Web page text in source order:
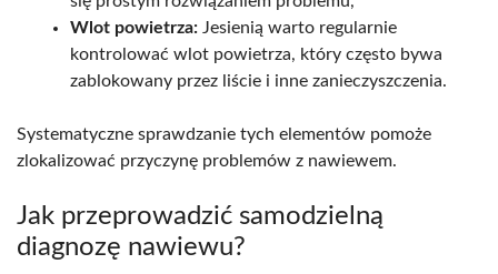
Wlot powietrza: Jesienią warto regularnie
kontrolować wlot powietrza, który często bywa
zablokowany przez liście i inne zanieczyszczenia.
Systematyczne sprawdzanie tych elementów pomoże
zlokalizować przyczynę problemów z nawiewem.
Jak przeprowadzić samodzielną
diagnozę nawiewu?